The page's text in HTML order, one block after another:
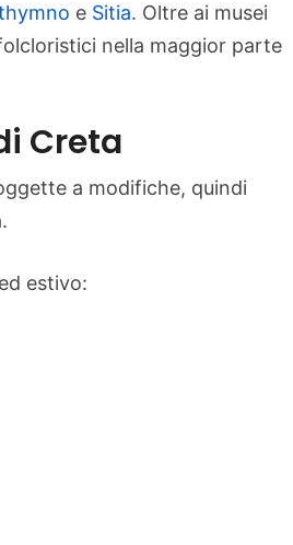
e Sitia. Oltre ai musei
nella maggior parte
Creta
a modifiche, quindi
estivo: